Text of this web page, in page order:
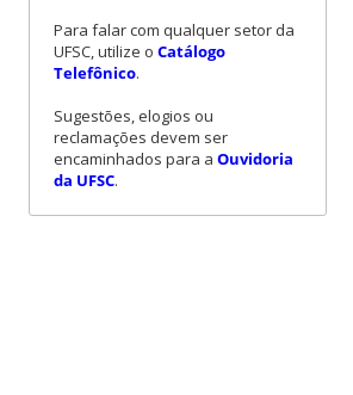
Para falar com qualquer setor da
UFSC, utilize o Catálogo
Telefônico.
Sugestões, elogios ou
reclamações devem ser
encaminhados para a Ouvidoria
da UFSC.